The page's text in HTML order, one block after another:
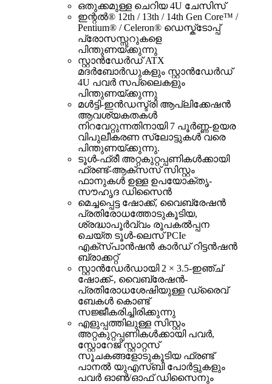
ഒതുക്കമുള്ള ചെറിയ 4U ചേസിസ്
ഇന്റൽ® 12th / 13th / 14th Gen Core™ /
Pentium® / Celeron® ഡെസ്ക്ടോപ്പ്
പ്രോസസ്സറുകളെ
പിന്തുണയ്ക്കുന്നു
സ്റ്റാൻഡേർഡ് ATX
മദർബോർഡുകളും സ്റ്റാൻഡേർഡ്
4U പവർ സപ്ലൈകളും
പിന്തുണയ്ക്കുന്നു
മൾട്ടി-ഇൻഡസ്ട്രി ആപ്ലിക്കേഷൻ
ആവശ്യകതകൾ
നിറവേറ്റുന്നതിനായി 7 പൂർണ്ണ-ഉയര
വിപുലീകരണ സ്ലോട്ടുകൾ വരെ
പിന്തുണയ്ക്കുന്നു.
ടൂൾ-ഫ്രീ അറ്റകുറ്റപ്പണികൾക്കായി
ഫ്രണ്ട്-ആക്സസ് സിസ്റ്റം
ഫാനുകൾ ഉള്ള ഉപയോക്തൃ-
സൗഹൃദ ഡിസൈൻ
മെച്ചപ്പെട്ട ഷോക്ക്, വൈബ്രേഷൻ
പ്രതിരോധത്തോടുകൂടിയ,
ശ്രദ്ധാപൂർവ്വം രൂപകൽപ്പന
ചെയ്ത ടൂൾ-ലെസ് PCIe
എക്സ്പാൻഷൻ കാർഡ് റിട്ടൻഷൻ
ബ്രാക്കറ്റ്
സ്റ്റാൻഡേർഡായി 2 × 3.5-ഇഞ്ച്
ഷോക്ക്-, വൈബ്രേഷൻ-
പ്രതിരോധശേഷിയുള്ള ഡ്രൈവ്
ബേകൾ കൊണ്ട്
സജ്ജീകരിച്ചിരിക്കുന്നു
എളുപ്പത്തിലുള്ള സിസ്റ്റം
അറ്റകുറ്റപ്പണികൾക്കായി പവർ,
സ്റ്റോറേജ് സ്റ്റാറ്റസ്
സൂചകങ്ങളോടുകൂടിയ ഫ്രണ്ട്
പാനൽ യുഎസ്ബി പോർട്ടുകളും
പവർ ഓൺ/ഓഫ് ഡിസൈനും